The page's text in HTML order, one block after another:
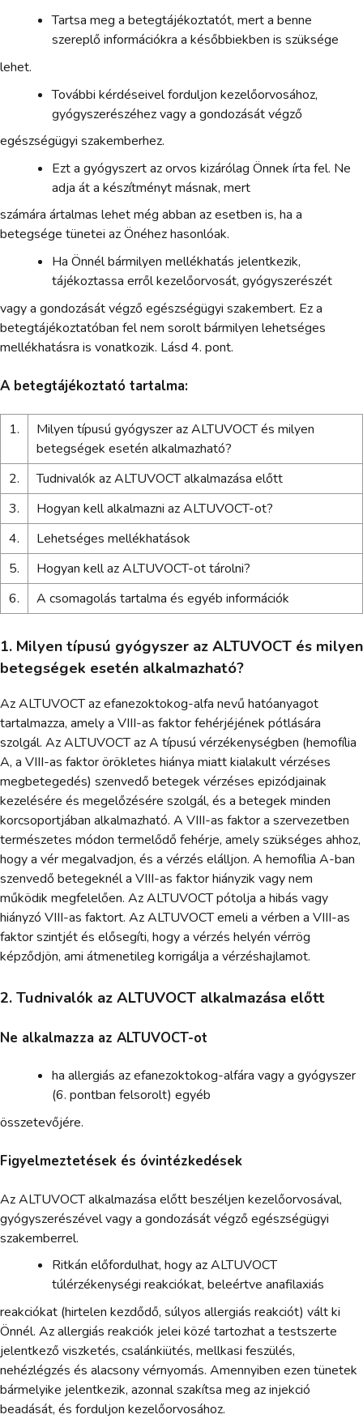
Tartsa meg a betegtájékoztatót, mert a benne
szereplő információkra a későbbiekben is szüksége
lehet.
További kérdéseivel forduljon kezelőorvosához,
gyógyszerészéhez vagy a gondozását végző
egészségügyi szakemberhez.
Ezt a gyógyszert az orvos kizárólag Önnek írta fel. Ne
adja át a készítményt másnak, mert
számára ártalmas lehet még abban az esetben is, ha a
betegsége tünetei az Önéhez hasonlóak.
Ha Önnél bármilyen mellékhatás jelentkezik,
tájékoztassa erről kezelőorvosát, gyógyszerészét
vagy a gondozását végző egészségügyi szakembert. Ez a
betegtájékoztatóban fel nem sorolt bármilyen lehetséges
mellékhatásra is vonatkozik. Lásd 4. pont.
A betegtájékoztató tartalma:
1.
Milyen típusú gyógyszer az ALTUVOCT és milyen
betegségek esetén alkalmazható?
2.
Tudnivalók az ALTUVOCT alkalmazása előtt
3.
Hogyan kell alkalmazni az ALTUVOCT-ot?
4.
Lehetséges mellékhatások
5.
Hogyan kell az ALTUVOCT-ot tárolni?
6.
A csomagolás tartalma és egyéb információk
1. Milyen típusú gyógyszer az ALTUVOCT és milyen
betegségek esetén alkalmazható?
Az ALTUVOCT az efanezoktokog-alfa nevű hatóanyagot
tartalmazza, amely a VIII-as faktor fehérjéjének pótlására
szolgál. Az ALTUVOCT az A típusú vérzékenységben (hemofília
A, a VIII-as faktor örökletes hiánya miatt kialakult vérzéses
megbetegedés) szenvedő betegek vérzéses epizódjainak
kezelésére és megelőzésére szolgál, és a betegek minden
korcsoportjában alkalmazható. A VIII-as faktor a szervezetben
természetes módon termelődő fehérje, amely szükséges ahhoz,
hogy a vér megalvadjon, és a vérzés elálljon. A hemofília A-ban
szenvedő betegeknél a VIII-as faktor hiányzik vagy nem
működik megfelelően. Az ALTUVOCT pótolja a hibás vagy
hiányzó VIII-as faktort. Az ALTUVOCT emeli a vérben a VIII-as
faktor szintjét és elősegíti, hogy a vérzés helyén vérrög
képződjön, ami átmenetileg korrigálja a vérzéshajlamot.
2. Tudnivalók az ALTUVOCT alkalmazása előtt
Ne alkalmazza az ALTUVOCT-ot
ha allergiás az efanezoktokog-alfára vagy a gyógyszer
(6. pontban felsorolt) egyéb
összetevőjére.
Figyelmeztetések és óvintézkedések
Az ALTUVOCT alkalmazása előtt beszéljen kezelőorvosával,
gyógyszerészével vagy a gondozását végző egészségügyi
szakemberrel.
Ritkán előfordulhat, hogy az ALTUVOCT
túlérzékenységi reakciókat, beleértve anafilaxiás
reakciókat (hirtelen kezdődő, súlyos allergiás reakciót) vált ki
Önnél. Az allergiás reakciók jelei közé tartozhat a testszerte
jelentkező viszketés, csalánkiütés, mellkasi feszülés,
nehézlégzés és alacsony vérnyomás. Amennyiben ezen tünetek
bármelyike jelentkezik, azonnal szakítsa meg az injekció
beadását, és forduljon kezelőorvosához.